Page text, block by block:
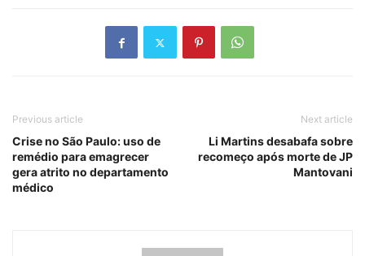
Previous article
Crise no São Paulo: uso de
remédio para emagrecer
gera atrito no departamento
médico
Next article
Li Martins desabafa sobre
recomeço após morte de JP
Mantovani